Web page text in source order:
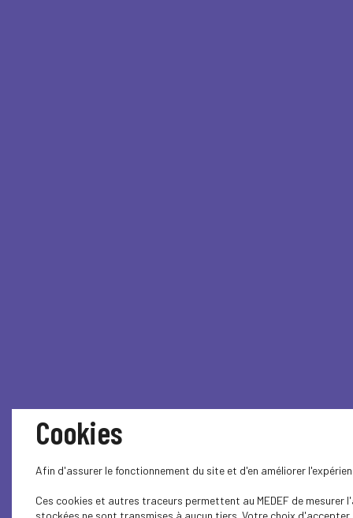
Cookies
Afin d'assurer le fonctionnement du site et d'en améliorer
Ces cookies et autres traceurs permettent au MEDEF de
stockées ne sont transmises à aucun tiers. Votre choix